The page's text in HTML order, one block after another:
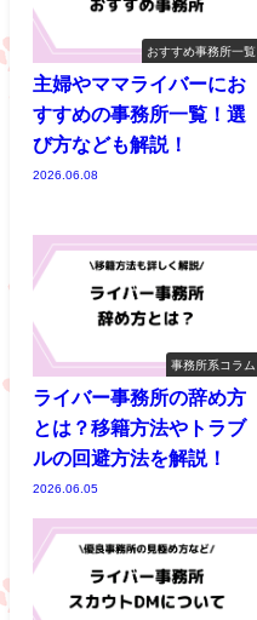
おすすめ事務所一覧
主婦やママライバーにお
すすめの事務所一覧！選
び方なども解説！
2026.06.08
事務所系コラム
ライバー事務所の辞め方
とは？移籍方法やトラブ
ルの回避方法を解説！
2026.06.05